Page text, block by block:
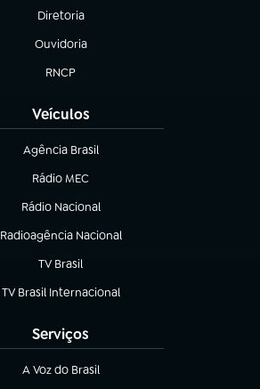
Diretoria
(abre em nova aba)
Ouvidoria
(abre em nova aba)
RNCP
(abre em nova aba)
Veículos
Agência Brasil
(abre em nova aba)
Rádio MEC
(abre em nova aba)
Rádio Nacional
Radioagência Nacional
(abre em nova aba)
TV Brasil
(abre em nova aba)
TV Brasil Internacional
(abre em nova aba)
Serviços
A Voz do Brasil
(abre em nova aba)